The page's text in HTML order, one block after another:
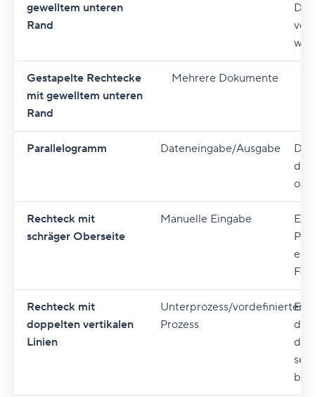
gewelltem unteren
Rand
Gestapelte Rechtecke
mit gewelltem unteren
Rand
Mehrere Dokumente
Parallelogramm Dateneingabe/Ausgabe
die
Rechteck mit
schräger Oberseite
Manuelle Eingabe
Ein
Rechteck mit
doppelten vertikalen
Linien
Unterprozess/vordefinierter
Prozess
Ein
der